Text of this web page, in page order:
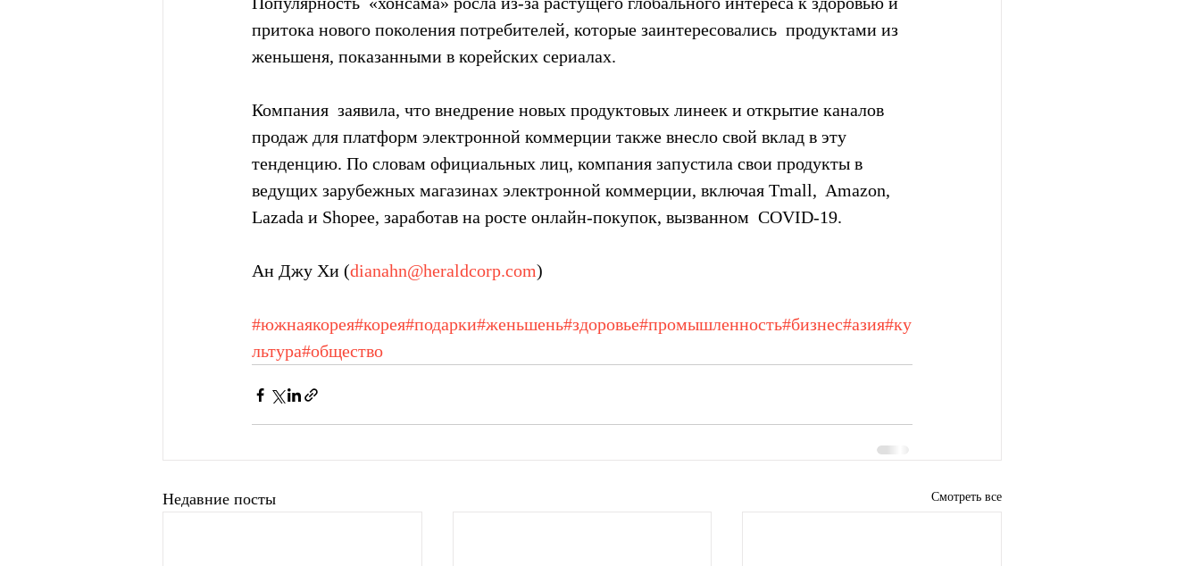
притока нового поколения потребителей, которые заинтересовались  продуктами из
женьшеня, показанными в корейских сериалах.
Компания  заявила, что внедрение новых продуктовых линеек и открытие каналов
продаж для платформ электронной коммерции также внесло свой вклад в эту
тенденцию. По словам официальных лиц, компания запустила свои продукты в
ведущих зарубежных магазинах электронной коммерции, включая Tmall,  Amazon,
Lazada и Shopee, заработав на росте онлайн-покупок, вызванном  COVID-19.
Ан Джу Хи (dianahn@heraldcorp.com)
#южнаякорея#корея#подарки#женьшень#здоровье#промышленность#бизнес#азия#ку
льтура#общество
Недавние посты Смотреть все